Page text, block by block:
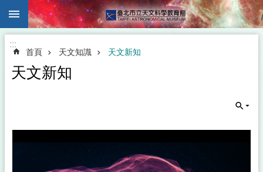
跳到主要內容區塊
:::
首頁 天文知識 天文新知
天文新知